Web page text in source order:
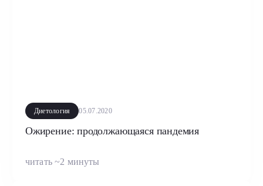
Диетология 05.07.2020
Ожирение: продолжающаяся пандемия
читать ~2 минуты